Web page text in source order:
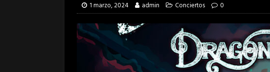
1 marzo, 2024 admin Conciertos 0